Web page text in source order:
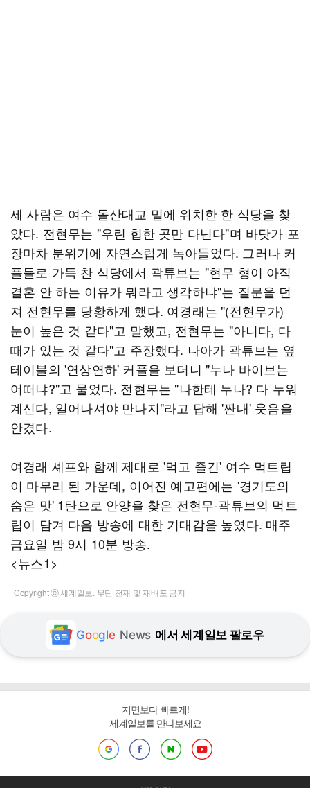
세 사람은 여수 돌산대교 밑에 위치한 한 식당을 찾
았다. 전현무는 "우린 힙한 곳만 다닌다"며 바닷가 포
장마차 분위기에 자연스럽게 녹아들었다. 그러나 커
플들로 가득 찬 식당에서 곽튜브는 "현무 형이 아직
결혼 안 하는 이유가 뭐라고 생각하냐"는 질문을 던
져 전현무를 당황하게 했다. 여경래는 "(전현무가)
눈이 높은 것 같다"고 말했고, 전현무는 "아니다, 다
때가 있는 것 같다"고 주장했다. 나아가 곽튜브는 옆
테이블의 '연상연하' 커플을 보더니 "누나 바이브는
어떠냐?"고 물었다. 전현무는 "나한테 누나? 다 누워
계신다, 일어나셔야 만나지"라고 답해 '짠내' 웃음을
안겼다.
여경래 셰프와 함께 제대로 '먹고 즐긴' 여수 먹트립
이 마무리 된 가운데, 이어진 예고편에는 '경기도의
숨은 맛' 1탄으로 안양을 찾은 전현무-곽튜브의 먹트
립이 담겨 다음 방송에 대한 기대감을 높였다. 매주
금요일 밤 9시 10분 방송.
<뉴스1>
Copyright ⓒ 세계일보. 무단 전재 및 재배포 금지
Google News 에서 세계일보 팔로우
지면보다 빠르게!
세계일보를 만나보세요